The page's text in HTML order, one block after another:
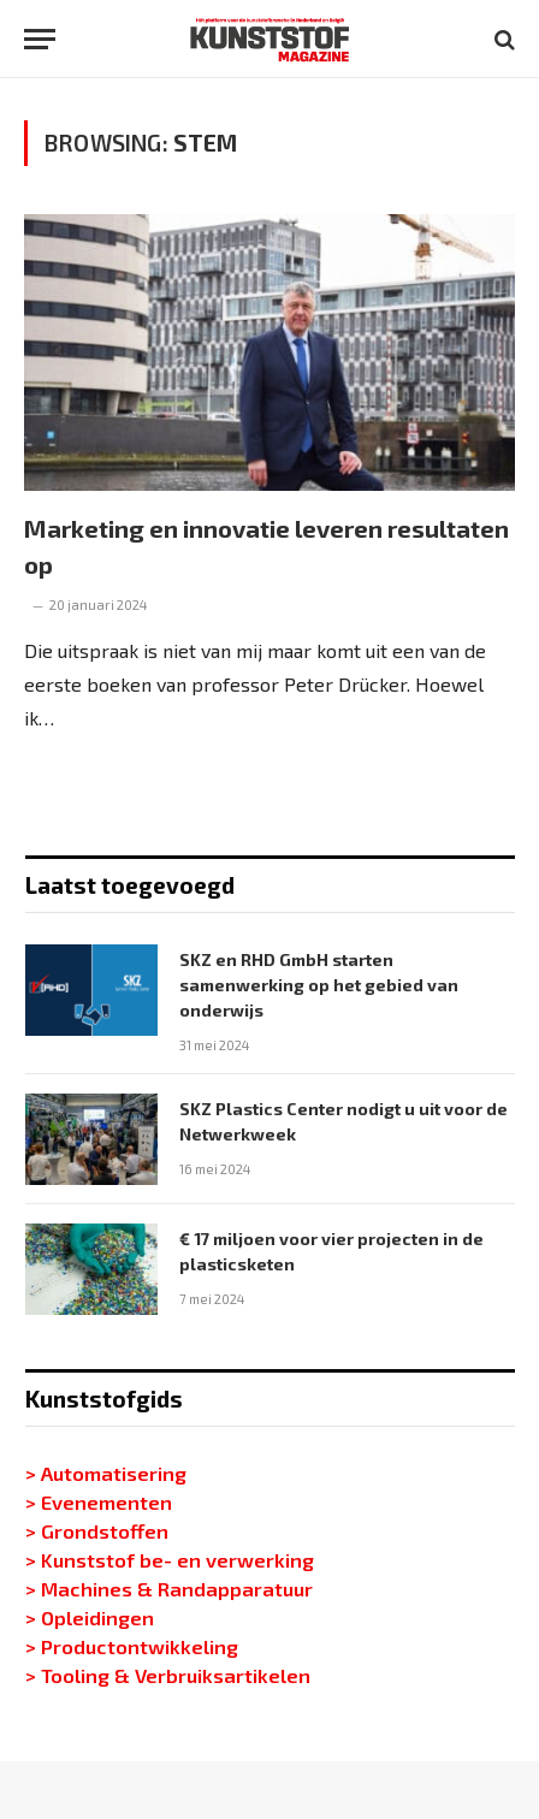
BROWSING: STEM
Marketing en innovatie leveren resultaten
op
20 januari 2024
Die uitspraak is niet van mij maar komt uit een van de
eerste boeken van professor Peter Drücker. Hoewel
ik…
Laatst toegevoegd
SKZ en RHD GmbH starten
samenwerking op het gebied van
onderwijs
31 mei 2024
SKZ Plastics Center nodigt u uit voor de
Netwerkweek
16 mei 2024
€ 17 miljoen voor vier projecten in de
plasticsketen
7 mei 2024
Kunststofgids
> Automatisering
> Evenementen
> Grondstoffen
> Kunststof be- en verwerking
> Machines & Randapparatuur
> Opleidingen
> Productontwikkeling
> Tooling & Verbruiksartikelen